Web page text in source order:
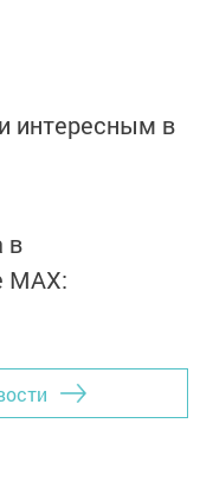
интересным в
в
MАХ: